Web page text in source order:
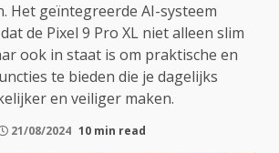
Het geïntegreerde AI-systeem
de Pixel 9 Pro XL niet alleen slim
ook in staat is om praktische en
te bieden die je dagelijks
en veiliger maken.
21/08/2024 10 min read